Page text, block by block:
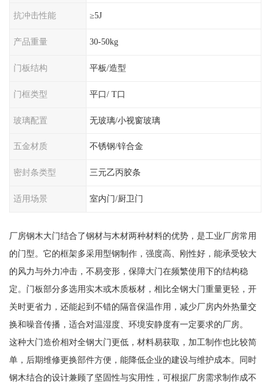
抗冲击性能 ≥5J
产品重量 30-50kg
门板结构 平板/造型
门框类型 平口/ T口
玻璃配置 无玻璃/小视窗玻璃
五金材质 不锈钢/锌合金
密封条类型 三元乙丙胶条
适用场景 室内门/厨卫门
厂房钢木大门结合了钢材与木材两种材料的优势，是工业厂房常用
的门型。它的框架多采用型钢制作，强度高、刚性好，能承受较大
的风力与外力冲击，不易变形，保障大门在频繁使用下的结构稳
定。门板部分多选用实木或木质板材，相比全钢大门重量更轻，开
关时更省力，还能起到不错的隔音保温作用，减少厂房内外热量交
换和噪音传播，适合对温湿度、环境安静度有一定要求的厂房。
这种大门造价相对全钢大门更低，材料易获取，加工制作也比较简
单，后期维修更换部件方便，能降低企业的建设与维护成本。同时
钢木结合的设计兼顾了坚固性与实用性，可根据厂房需求制作成不